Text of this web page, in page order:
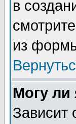
в
из
Могу ли
Зависит